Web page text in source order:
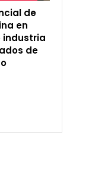
de
en
industria
de